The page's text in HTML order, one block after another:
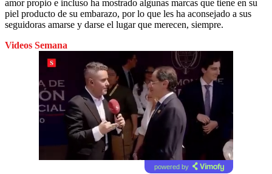
amor propio e incluso ha mostrado algunas marcas que tiene en su
piel producto de su embarazo, por lo que les ha aconsejado a sus
seguidoras amarse y darse el lugar que merecen, siempre.
Videos Semana
powered by